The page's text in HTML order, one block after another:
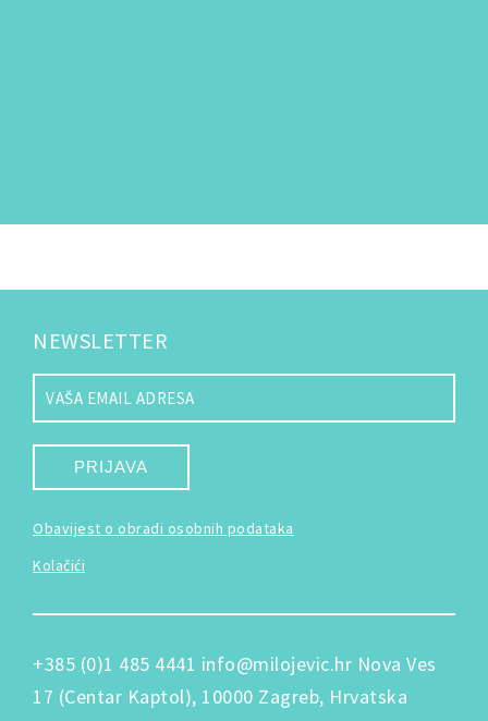
NEWSLETTER
PRIJAVA
Obavijest o obradi osobnih podataka
Kolačići
+385 (0)1 485 4441 info@milojevic.hr Nova Ves
17 (Centar Kaptol), 10000 Zagreb, Hrvatska